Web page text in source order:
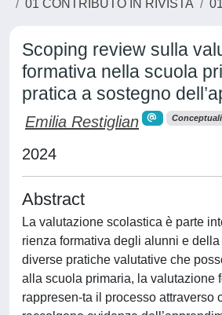
01 CONTRIBUTO IN RIVISTA
Scoping review sulla
formativa nella scuola
pratica a sostegno
Emilia Restiglian
2024
Abstract
La valutazione scolastica è parte
rienza formativa degli alunni e
diverse pratiche valutative che
alla scuola primaria, la valutazione
rappresen-ta il processo attraverso